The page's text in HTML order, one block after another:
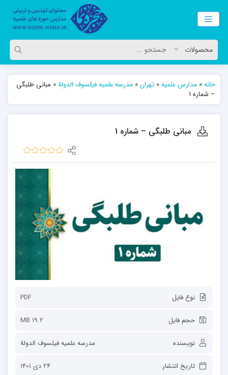
خانه» مدارس علمیه» تهران» مدرسه علمیه فیلسوف الدولة» مبانی طلبگی
– شماره 1
مبانی طلبگی – شماره 1
نوع فایل PDF
حجم فایل 19.2 MB
نویسنده مدرسه علمیه فیلسوف الدولة
تاریخ انتشار 24 دی 1401